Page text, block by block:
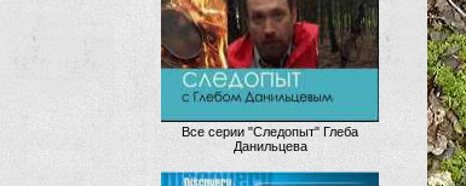
Все серии "Следопыт" Глеба
Данильцева